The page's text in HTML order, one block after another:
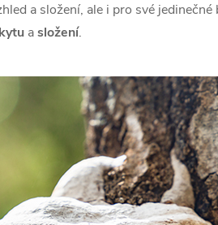
a složení, ale i pro své
asložení.